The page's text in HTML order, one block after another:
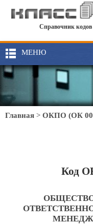
Справочник кодов
МЕНЮ
Главная > ОКПО (ОК
Код